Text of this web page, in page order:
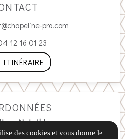
pro.com
12 16 01 23
ITINÉRAIRE
Nuisibles
des cookies et vous donne le